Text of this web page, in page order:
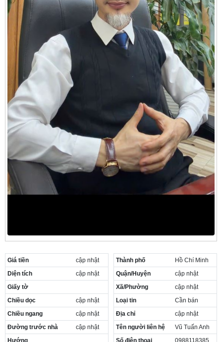
Giá tiền
cập nhật
Diện tích
cập nhật
Giấy tờ
Chiều dọc
cập nhật
Chiều ngang
cập nhật
Đường trước nhà
cập nhật
Hướng
Thành phố
Hồ Chí Minh
Quận/Huyện
cập nhật
Xã/Phường
cập nhật
Loại tin
Cần bán
Địa chỉ
cập nhật
Tên người liên hệ
Vũ Tuấn Anh
Số điện thoại
0988118385